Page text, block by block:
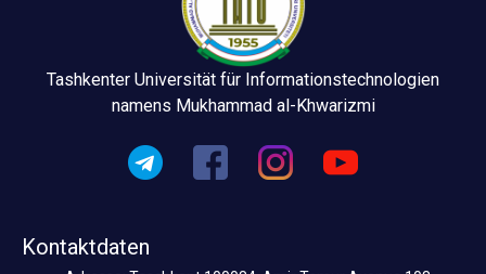
Tashkenter Universität für Informationstechnologien
namens Mukhammad al-Khwarizmi
Kontaktdaten